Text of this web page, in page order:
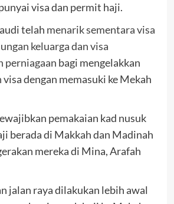
visa dan permit haji.
telah menarik sementara visa
keluarga dan visa
perniagaan bagi mengelakkan
dengan memasuki ke Mekah
pemakaian kad nusuk
berada di Makkah dan Madinah
mereka di Mina, Arafah
jalan raya dilakukan lebih awal